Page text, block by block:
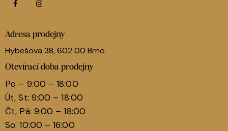
Adresa prodejny
Hybešova 38, 602 00 Brno
Otevírací doba prodejny
Po – 9:00 – 18:00
Út, St: 9:00 – 18:00
Čt, Pá: 9:00 – 18:00
So: 10:00 – 16:00